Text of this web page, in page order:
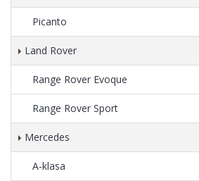
Picanto
Land Rover
Range Rover Evoque
Range Rover Sport
Mercedes
A-klasa